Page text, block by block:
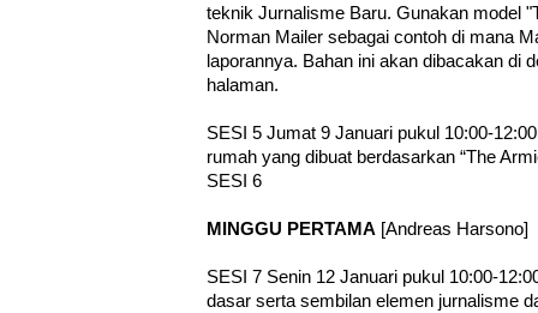
teknik Jurnalisme Baru. Gunakan model
Norman Mailer sebagai contoh di mana
laporannya. Bahan ini akan dibacakan di
halaman.
SESI 5 Jumat 9 Januari pukul 10:00-
rumah yang dibuat berdasarkan “The
SESI 6
MINGGU PERTAMA [Andreas Harsono]
SESI 7 Senin 12 Januari pukul 10:00-
dasar serta sembilan elemen jurnalisme